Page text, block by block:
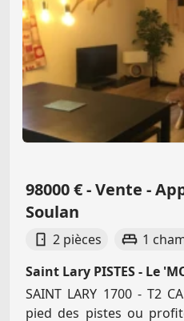
98000 € - Vente -
Soulan
2 pièces 1
Saint Lary PISTES - Le
SAINT LARY 1700 - T2
pied des pistes ou